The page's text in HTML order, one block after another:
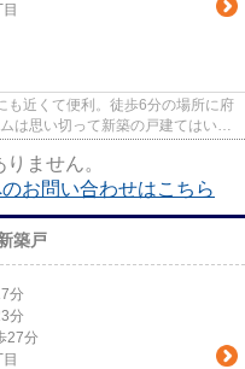
も近くて便利。徒歩6分の場所に府
は思い切って新築の戸建てはいか
ません。
お問い合わせはこちら
築戸
分
分
27分